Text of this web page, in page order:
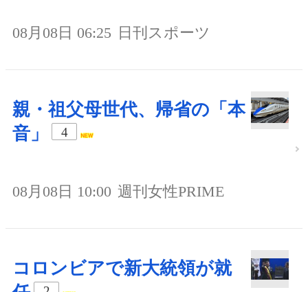
08月08日 06:25 日刊スポーツ
親・祖父母世代、帰省の「本
音」
4
08月08日 10:00 週刊女性PRIME
コロンビアで新大統領が就